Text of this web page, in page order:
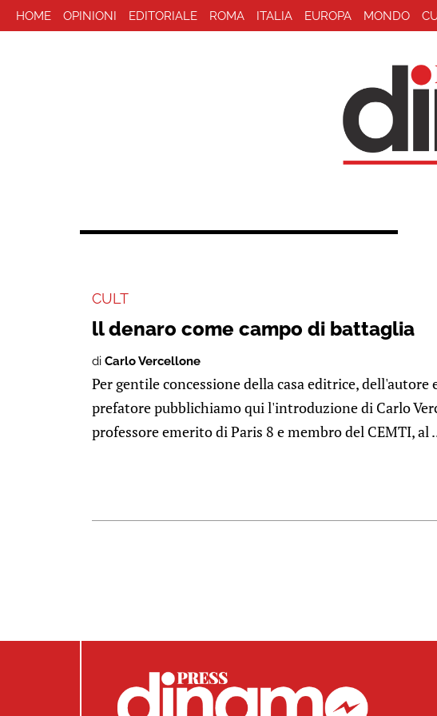
HOME OPINIONI EDITORIALE ROMA ITALIA EUROPA MONDO
CULT
ll denaro come campo di battaglia
di Carlo Vercellone
Per gentile concessione della casa editrice, dell'autore
prefatore pubblichiamo qui l'introduzione di Carlo
professore emerito di Paris 8 e membro del CEMTI, al